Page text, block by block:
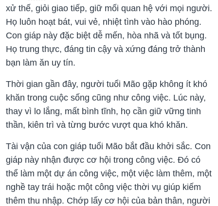
xử thế, giỏi giao tiếp, giữ mối quan hệ với mọi người.
Họ luôn hoạt bát, vui vẻ, nhiệt tình vào hào phóng.
Con giáp này đặc biệt dễ mến, hòa nhã và tốt bụng.
Họ trung thực, đáng tin cậy và xứng đáng trở thành
bạn làm ăn uy tín.
Thời gian gần đây, người tuổi Mão gặp không ít khó
khăn trong cuộc sống cũng như công việc. Lúc này,
thay vì lo lắng, mất bình tĩnh, họ cần giữ vững tinh
thần, kiên trì và từng bước vượt qua khó khăn.
Tài vận của con giáp tuổi Mão bắt đầu khởi sắc. Con
giáp này nhận được cơ hội trong công việc. Đó có
thể làm một dự án công việc, một việc làm thêm, một
nghề tay trái hoặc một công việc thời vụ giúp kiếm
thêm thu nhập. Chớp lấy cơ hội của bản thân, người